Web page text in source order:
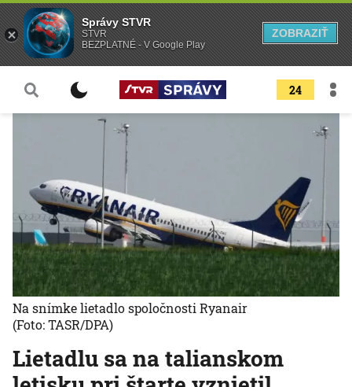
24
Lietadlu sa na talianskom
Na snímke lietadlo spoločnosti Ryanair
(Foto: TASR/DPA)
Správy STVR
STVR
BEZPLATNÉ - V Google Play
ZOBRAZIŤ